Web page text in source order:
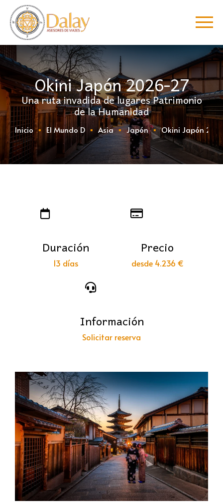
Okini Japón 2026-27
Una ruta invadida de lugares Patrimonio
de la Humanidad
Inicio El Mundo D Asia Japón Okini Japón
Duración
13 días
Precio
desde 4.236 €
Información
Solicitar reserva